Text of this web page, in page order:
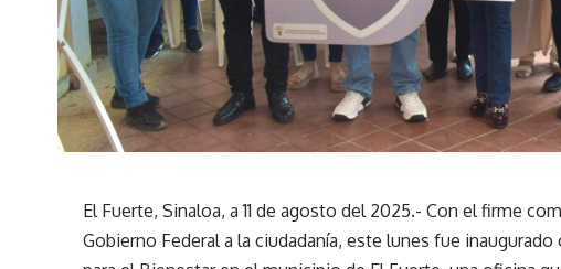
El Fuerte, Sinaloa, a 11 de agosto del 2025.-Con el firme
Gobierno Federal a la ciudadanía, este lunes fue